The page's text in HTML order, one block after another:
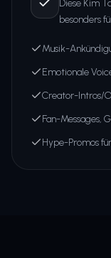
Diese Kim
besonders
Musik-
Emotionale
Creator-Intros/
Fan-Messages,
Hype-Promos